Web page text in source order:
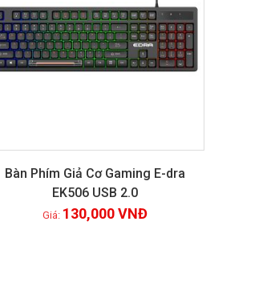
Xem chi tiết
Bàn Phím Giả Cơ Gaming E-dra
EK506 USB 2.0
130,000VNĐ